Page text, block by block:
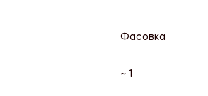
Фасовка
~ 1